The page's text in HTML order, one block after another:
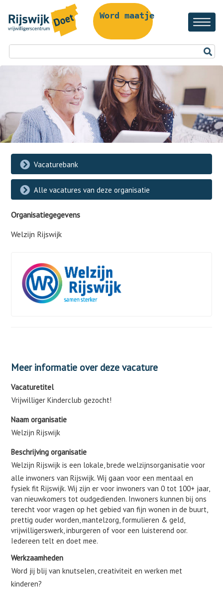
Word maatje!
Vacaturebank
Alle vacatures van deze organisatie
Organisatiegegevens
Welzijn Rijswijk
Meer informatie over deze vacature
Vacaturetitel
Vrijwilliger Kinderclub gezocht!
Naam organisatie
Welzijn Rijswijk
Beschrijving organisatie
Welzijn Rijswijk is een lokale, brede welzijnsorganisatie voor
alle inwoners van Rijswijk. Wij gaan voor een mentaal en
fysiek fit Rijswijk. Wij zijn er voor inwoners van 0 tot 100+ jaar,
van nieuwkomers tot oudgedienden. Inwoners kunnen bij ons
terecht voor vragen op het gebied van fijn wonen in de buurt,
prettig ouder worden, mantelzorg, formulieren & geld,
vrijwilligerswerk, inburgeren of voor een luisterend oor.
Iedereen telt en doet mee.
Werkzaamheden
Word jij blij van knutselen, creativiteit en werken met
kinderen?